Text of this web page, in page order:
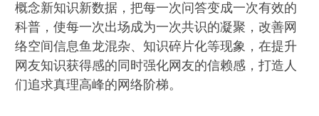
概念新知识新数据，把每一次问答变成一次有效的
科普，使每一次出场成为一次共识的凝聚，改善网
络空间信息鱼龙混杂、知识碎片化等现象，在提升
网友知识获得感的同时强化网友的信赖感，打造人
们追求真理高峰的网络阶梯。